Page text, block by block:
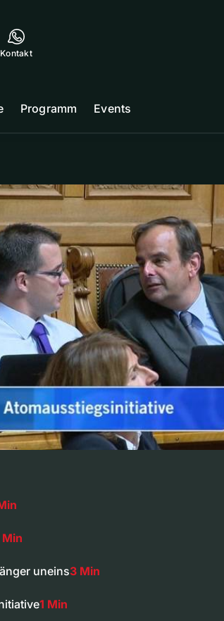
Kontakt
Programm Events
Min
uneins3 Min
1 Min